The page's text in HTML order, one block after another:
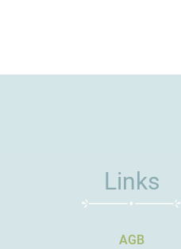
Links
AGB